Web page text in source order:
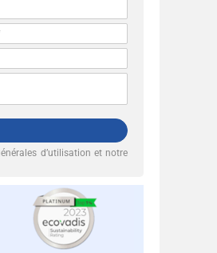
d’utilisation et notre